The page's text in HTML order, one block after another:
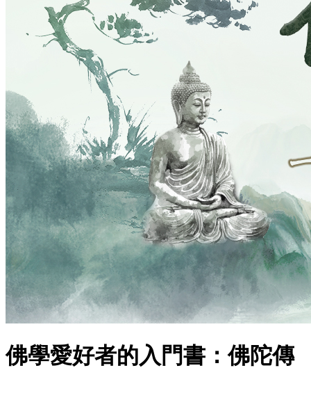
佛學愛好者的入門書：佛陀傳